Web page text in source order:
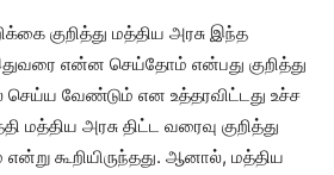
குறித்து மத்திய அரசு இந்த
என்ன செய்தோம் என்பது குறித்து
செய்ய வேண்டும் என உத்தரவிட்டது உச்ச
அரசு திட்ட வரைவு குறித்து
கூறியிருந்தது. ஆனால், மத்திய